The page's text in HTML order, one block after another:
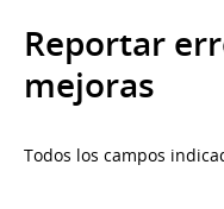
Reportar
mejoras
Todos los campos